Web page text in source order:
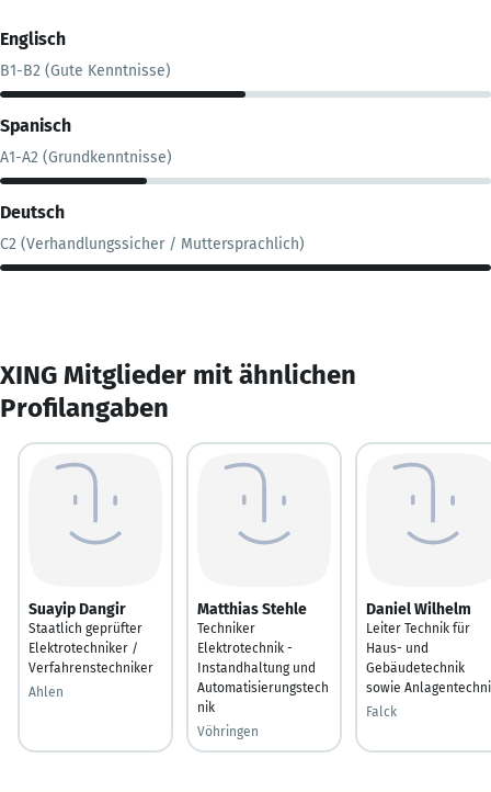
Englisch
B1-B2 (Gute Kenntnisse)
Spanisch
A1-A2 (Grundkenntnisse)
Deutsch
C2 (Verhandlungssicher / Muttersprachlich)
XING Mitglieder mit ähnlichen
Profilangaben
Suayip Dangir
Staatlich geprüfter
Elektrotechniker /
Verfahrenstechniker
Ahlen
Matthias Stehle
Techniker
Elektrotechnik -
Instandhaltung und
Automatisierungstech
nik
Vöhringen
Daniel Wilhelm
Leiter Technik für
Haus- und
Gebäudetechnik
sowie
Falck